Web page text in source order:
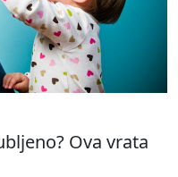
Ova vrata